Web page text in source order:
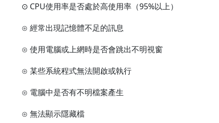
⊙ CPU使用率是否處於高使用率（95%以上）
⊙ 經常出現記憶體不足的訊息
⊙ 使用電腦或上網時是否會跳出不明視窗
⊙ 某些系統程式無法開啟或執行
⊙ 電腦中是否有不明檔案產生
⊙ 無法顯示隱藏檔